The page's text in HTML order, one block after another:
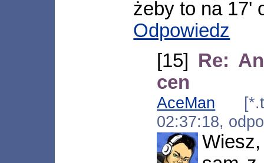
żeby to na 17'
Odpowiedz
[15] Re:
cen
AceMan
02:37:18,